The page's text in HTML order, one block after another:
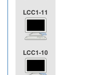
LCC1-11
LCC1-10